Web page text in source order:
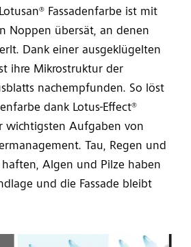
Fassadenfarbe ist mit
Noppen übersät, an denen
Dank einer ausgeklügelten
ihre Mikrostruktur der
nachempfunden. So löst
dank Lotus-Effect®
wichtigsten Aufgaben von
Tau, Regen und
Algen und Pilze haben
und die Fassade bleibt